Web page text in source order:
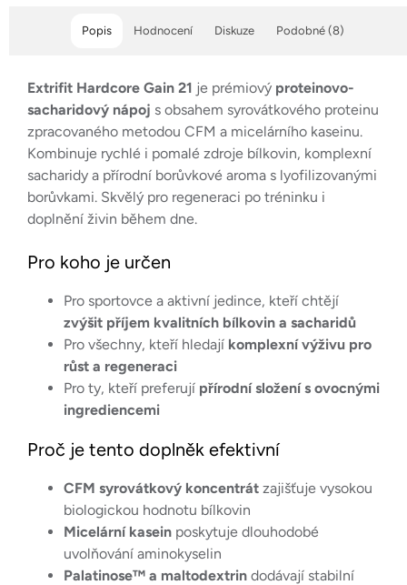
Popis Podobné (8)
Hodnocení Diskuze
Extrifit Hardcore Gain 21 je prémiový proteinovo-
sacharidový nápoj s obsahem syrovátkového proteinu
zpracovaného metodou CFM a micelárního kaseinu.
Kombinuje rychlé i pomalé zdroje bílkovin, komplexní
sacharidy a přírodní borůvkové aroma s lyofilizovanými
borůvkami. Skvělý pro regeneraci po tréninku i
doplnění živin během dne.
Pro koho je určen
Pro sportovce a aktivní jedince, kteří chtějí
zvýšit příjem kvalitních bílkovin a sacharidů
Pro všechny, kteří hledají komplexní výživu pro
růst a regeneraci
Pro ty, kteří preferují přírodní složení s ovocnými
ingrediencemi
Proč je tento doplněk efektivní
CFM syrovátkový koncentrát zajišťuje vysokou
biologickou hodnotu bílkovin
Micelární kasein poskytuje dlouhodobé
uvolňování aminokyselin
Palatinose™ a maltodextrin dodávají stabilní